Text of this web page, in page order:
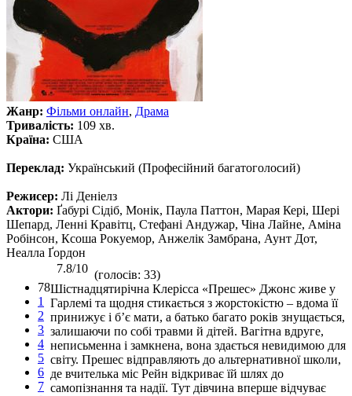
Жанр: Фільми онлайн, Драма
Тривалість: 109 хв.
Країна: США
Переклад: Український (Професійний багатоголосий)
Режисер: Лі Деніелз
Актори: Ґабурі Сідіб, Монік, Паула Паттон, Марая Кері, Шері
Шепард, Ленні Кравітц, Стефані Андужар, Чіна Лайне, Аміна
Робінсон, Ксоша Рокуемор, Анжелік Замбрана, Аунт Дот,
Неалла Ґордон
78
1
2
3
4
5
6
7
7.8/10 (голосів: 33)
Шістнадцятирічна Клерісса «Прешес» Джонс живе у
Гарлемі та щодня стикається з жорстокістю – вдома її
принижує і б’є мати, а батько багато років знущається,
залишаючи по собі травми й дітей. Вагітна вдруге,
неписьменна і замкнена, вона здається невидимою для
світу. Прешес відправляють до альтернативної школи,
де вчителька міс Рейн відкриває їй шлях до
самопізнання та надії. Тут дівчина вперше відчуває